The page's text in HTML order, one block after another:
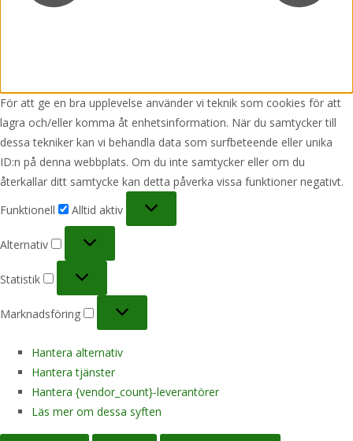
För att ge en bra upplevelse använder vi teknik som cookies för att
lagra och/eller komma åt enhetsinformation. När du samtycker till
dessa tekniker kan vi behandla data som surfbeteende eller unika
ID:n på denna webbplats. Om du inte samtycker eller om du
återkallar ditt samtycke kan detta påverka vissa funktioner negativt.
Funktionell
Alltid aktiv
Alternativ
Statistik
Marknadsföring
Hantera alternativ
Hantera tjänster
Hantera {vendor_count}-leverantörer
Läs mer om dessa syften